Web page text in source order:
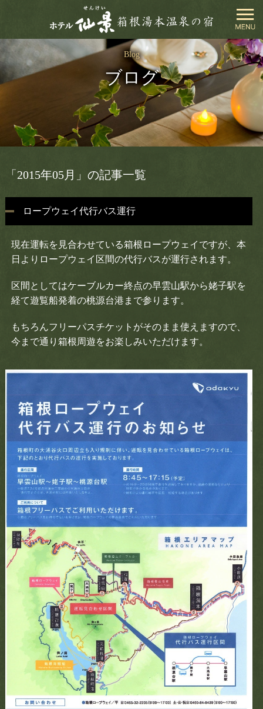
閉
じ
る
ホテル仙景TOP
お部屋
お料理
温泉
館内施設
周辺観光
アクセス
日本語 English
Thai Bahasa Indonesia
Español Français
お電話でのお問い合わせ
tel.0460-85-5500
CLOSE
Blog
ブログ
「2015年05月」の記事一覧
ロープウェイ代行バス運行
現在運転を見合わせている箱根ロープウェイですが、本
日よりロープウェイ区間の代行バスが運行されます。
区間としてはケーブルカー終点の早雲山駅から姥子駅を
経て遊覧船発着の桃源台港まで参ります。
もちろんフリーパスチケットがそのまま使えますので、
今まで通り箱根周遊をお楽しみいただけます。